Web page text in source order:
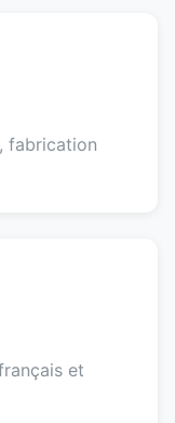
fabrication
et